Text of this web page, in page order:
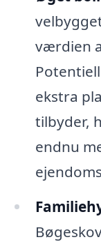
værdien
ekstra
tilbyder,
endnu